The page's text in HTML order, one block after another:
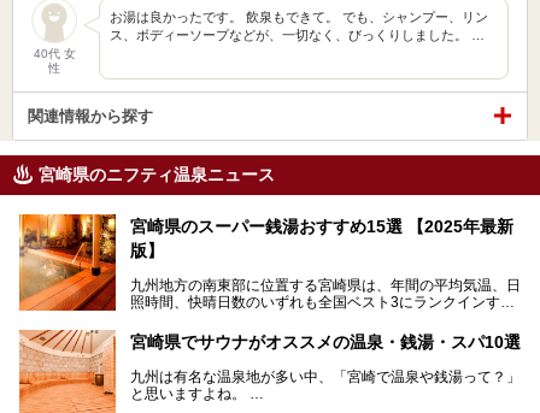
40代 女
性
お湯は良かったです。 飲泉もできて。 でも、シャンプー、リン
ス、ボディーソープなどが、一切なく、びっくりしました。 …
関連情報から探す
宮崎県のニフティ温泉ニュース
宮崎県のスーパー銭湯おすすめ15選 【2025年最新
版】
九州地方の南東部に位置する宮崎県は、年間の平均気温、日
照時間、快晴日数のいずれも全国ベスト3にランクインする
青空が彩る、鮮やかな自然の景観が魅力です。断崖と滝が神
秘的な高千穂峡や、「鬼の洗濯板」と呼ばれる岩に囲まれた
青島、霧島連山を望むえびの高原、青い空と海が続く日南海
岸など、自然を満喫できる見どころは県内全域に広がってい
ます。
宮崎県でサウナがオススメの温泉・銭湯・スパ10選
九州は有名な温泉地が多い中、「宮崎で温泉や銭湯って？」
と思いますよね。